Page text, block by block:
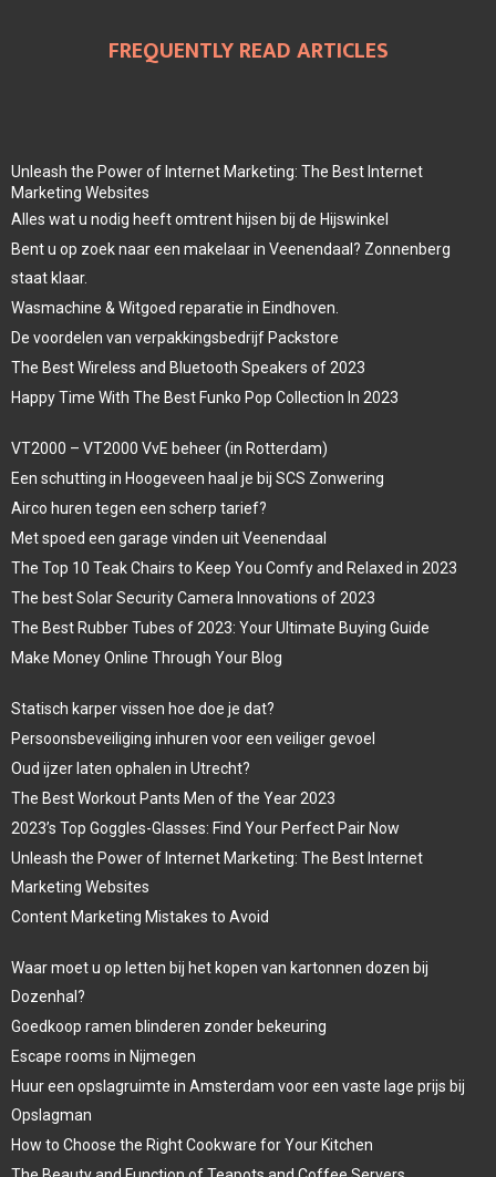
FREQUENTLY READ ARTICLES
Unleash the Power of Internet Marketing: The Best Internet
Marketing Websites
Alles wat u nodig heeft omtrent hijsen bij de Hijswinkel
Bent u op zoek naar een makelaar in Veenendaal? Zonnenberg
staat klaar.
Wasmachine & Witgoed reparatie in Eindhoven.
De voordelen van verpakkingsbedrijf Packstore
The Best Wireless and Bluetooth Speakers of 2023
Happy Time With The Best Funko Pop Collection In 2023
VT2000 – VT2000 VvE beheer (in Rotterdam)
Een schutting in Hoogeveen haal je bij SCS Zonwering
Airco huren tegen een scherp tarief?
Met spoed een garage vinden uit Veenendaal
The Top 10 Teak Chairs to Keep You Comfy and Relaxed in 2023
The best Solar Security Camera Innovations of 2023
The Best Rubber Tubes of 2023: Your Ultimate Buying Guide
Make Money Online Through Your Blog
Statisch karper vissen hoe doe je dat?
Persoonsbeveiliging inhuren voor een veiliger gevoel
Oud ijzer laten ophalen in Utrecht?
The Best Workout Pants Men of the Year 2023
2023’s Top Goggles-Glasses: Find Your Perfect Pair Now
Unleash the Power of Internet Marketing: The Best Internet
Marketing Websites
Content Marketing Mistakes to Avoid
Waar moet u op letten bij het kopen van kartonnen dozen bij
Dozenhal?
Goedkoop ramen blinderen zonder bekeuring
Escape rooms in Nijmegen
Huur een opslagruimte in Amsterdam voor een vaste lage prijs bij
Opslagman
How to Choose the Right Cookware for Your Kitchen